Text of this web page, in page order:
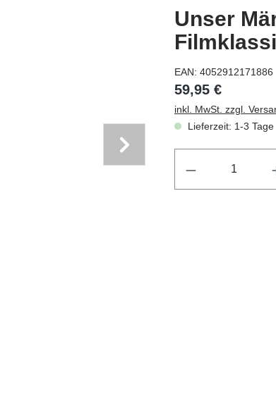
Unser
EAN: 4052912171886
59,95 €
inkl. MwSt. zzgl.
Lieferzeit: 1-3 Tage